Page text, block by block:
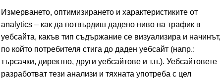
Измерването, оптимизирането и характеристиките от
analytics – как да потвърдиш дадено ниво на трафик в
уебсайта, какъв тип съдържание се визуализира и начинът,
по който потребителя стига до даден уебсайт (напр.:
търсачки, директно, други уебсайтове и т.н.). Уебсайтовете
разработват тези анализи и тяхната употреба с цел